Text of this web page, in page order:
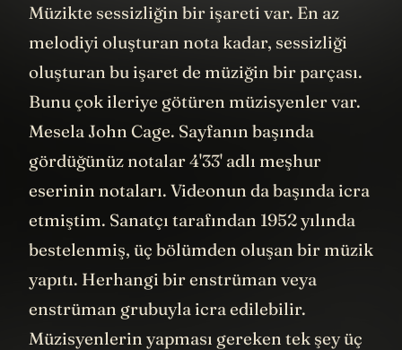
Müzikte sessizliğin bir işareti var. En az
melodiyi oluşturan nota kadar, sessizliği
oluşturan bu işaret de müziğin bir parçası.
Bunu çok ileriye götüren müzisyenler var.
Mesela John Cage. Sayfanın başında
gördüğünüz notalar 4'33' adlı meşhur
eserinin notaları. Videonun da başında icra
etmiştim. Sanatçı tarafından 1952 yılında
bestelenmiş, üç bölümden oluşan bir müzik
yapıtı. Herhangi bir enstrüman veya
enstrüman grubuyla icra edilebilir.
Müzisyenlerin yapması gereken tek şey üç